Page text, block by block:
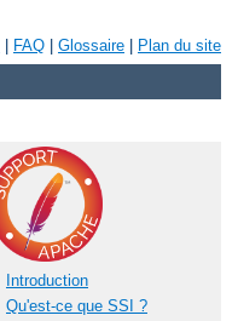
FAQ Glossaire Plan du site
Introduction
Qu'est-ce que SSI ?